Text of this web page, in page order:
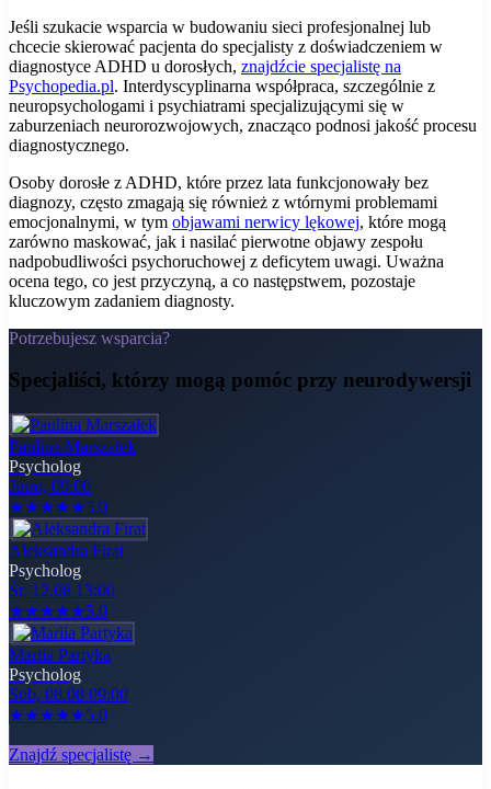
Jeśli szukacie wsparcia w budowaniu sieci profesjonalnej lub
chcecie skierować pacjenta do specjalisty z doświadczeniem w
diagnostyce ADHD u dorosłych, znajdźcie specjalistę na
Psychopedia.pl. Interdyscyplinarna współpraca, szczególnie z
neuropsychologami i psychiatrami specjalizującymi się w
zaburzeniach neurorozwojowych, znacząco podnosi jakość procesu
diagnostycznego.
Osoby dorosłe z ADHD, które przez lata funkcjonowały bez
diagnozy, często zmagają się również z wtórnymi problemami
emocjonalnymi, w tym objawami nerwicy lękowej, które mogą
zarówno maskować, jak i nasilać pierwotne objawy zespołu
nadpobudliwości psychoruchowej z deficytem uwagi. Uważna
ocena tego, co jest przyczyną, a co następstwem, pozostaje
kluczowym zadaniem diagnosty.
Potrzebujesz wsparcia?
Specjaliści, którzy mogą pomóc przy neurodywersji
Paulina Marszałek
Psycholog
Jutro, 09:00
★★★★★5.0
Aleksandra Firat
Psycholog
Śr, 12.08 13:00
★★★★★5.0
Mariia Partyka
Psycholog
Sob, 08.08 09:00
★★★★★5.0
Znajdź specjalistę →